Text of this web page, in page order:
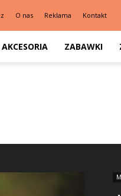
O nas Reklama Kontakt
AKCESORIA ZABAWKI